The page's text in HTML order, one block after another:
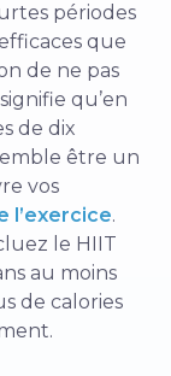
périodes
que
de ne pas
qu’en
de dix
être un
vos
l’exercice.
le HIIT
au moins
de calories